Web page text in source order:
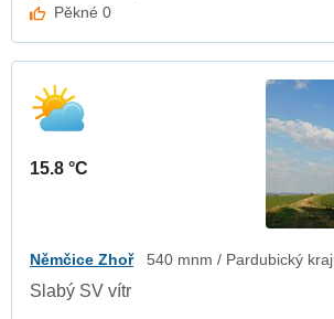
Pěkné 0
15.8 °C
Němčice Zhoř 540 mnm / Pardubický kraj
Slabý SV vítr